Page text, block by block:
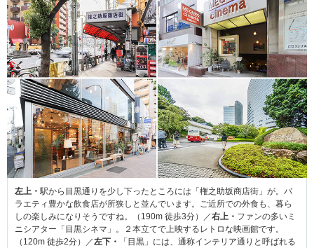
左上・ 駅から目黒通りを少し下ったところには「権之助坂商店街」が。バ
ラエティ豊かな飲食店が所狭しと並んでいます。ご近所での外食も、暮ら
しの楽しみになりそうですね。（190m 徒歩3分）／右上・ ファンの多いミ
ニシアター「目黒シネマ」。２本立てで上映するレトロな映画館です。
（120m 徒歩2分）／左下・
「目黒」には、通称インテリア通りと呼ばれる